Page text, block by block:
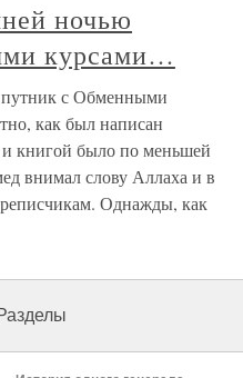
ночью
курсами…
с Обменными
как был написан
книгой было по меньшей
внимал слову Аллаха и в
Однажды, как